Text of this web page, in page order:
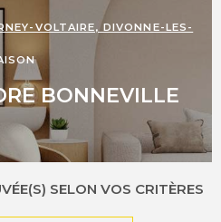
TERRAINS
NEUFS
VOLTAIRE, DIVONNE-LES-
BONNEVILLE
SELON VOS CRITÈRES